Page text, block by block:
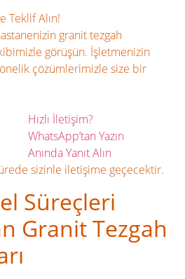
Teklif Alın!
granit tezgah
görüşün. İşletmenizin
çözümlerimizle size bir
Hızlı İletişim?
WhatsApp’tan Yazın
Anında Yanıt Alın
sizinle iletişime geçecektir.
Süreçleri
Granit Tezgah